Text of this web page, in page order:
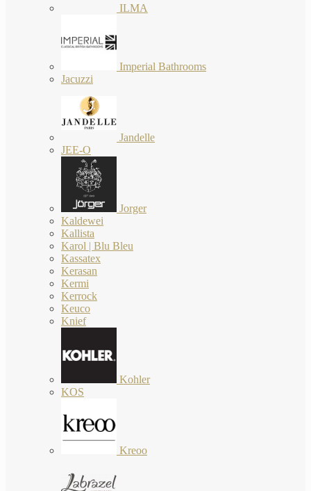
ILMA
Imperial Bathrooms
Jacuzzi
Jandelle
JEE-O
Jorger
Kaldewei
Kallista
Karol | Blu Bleu
Kassatex
Kerasan
Kermi
Kerrock
Keuco
Knief
Kohler
KOS
Kreoo